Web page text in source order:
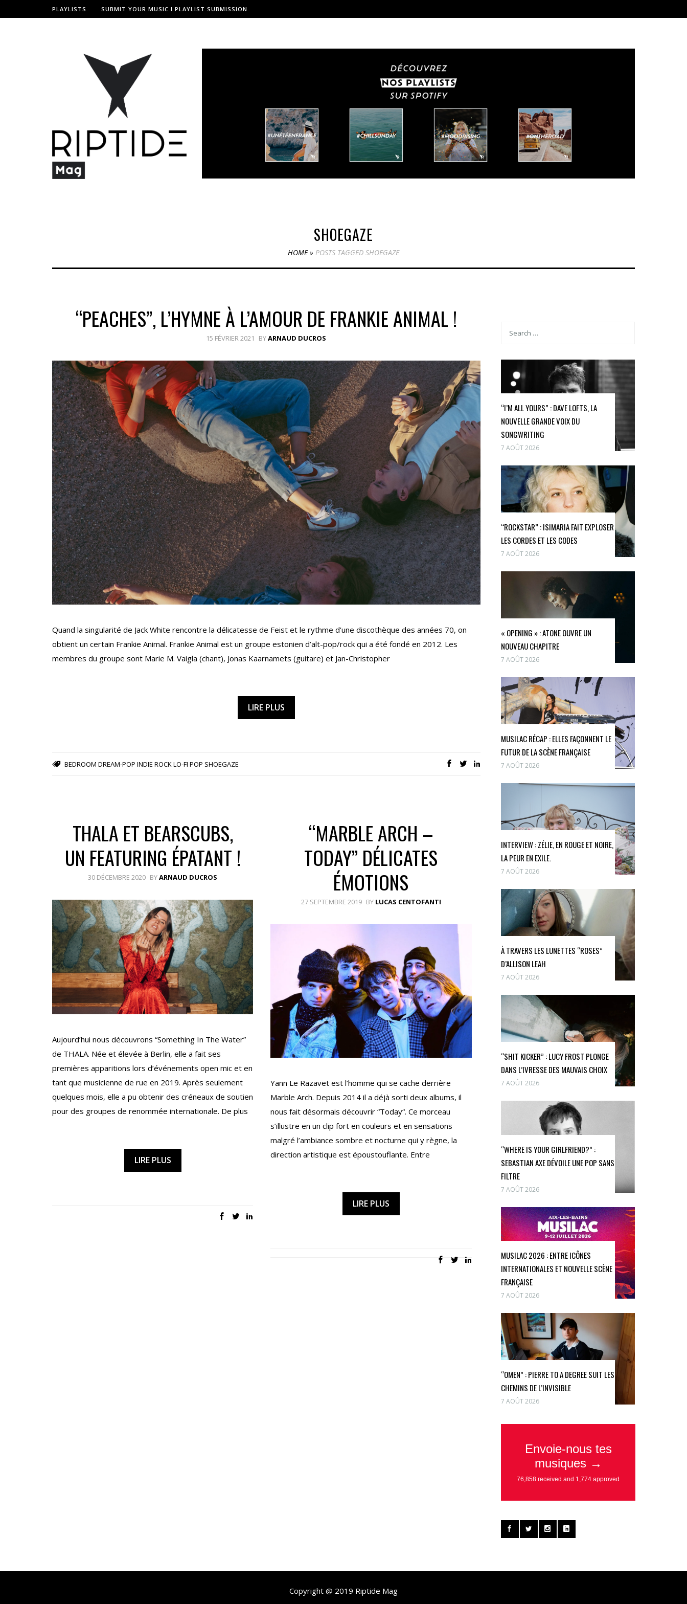
PLAYLISTS SUBMIT YOUR MUSIC I PLAYLIST SUBMISSION
SHOEGAZE
HOME» POSTS TAGGED SHOEGAZE
“PEACHES”, L’HYMNE À L’AMOUR DE FRANKIE ANIMAL !
15 FÉVRIER 2021 BYARNAUD DUCROS
Quand la singularité de Jack White rencontre la délicatesse de Feist et le rythme d’une discothèque des années 70, on
obtient un certain Frankie Animal. Frankie Animal est un groupe estonien d’alt-pop/rock qui a été fondé en 2012. Les
membres du groupe sont Marie M. Vaigla (chant), Jonas Kaarnamets (guitare) et Jan-Christopher
LIRE PLUS
BEDROOM DREAM-POP INDIE ROCKLO-FI POP SHOEGAZE
THALA ET BEARSCUBS,
UN FEATURING ÉPATANT !
30 DÉCEMBRE 2020 BYARNAUD DUCROS
Aujourd’hui nous découvrons “Something In The Water”
de THALA. Née et élevée à Berlin, elle a fait ses
premières apparitions lors d’événements open mic et en
tant que musicienne de rue en 2019. Après seulement
quelques mois, elle a pu obtenir des créneaux de soutien
pour des groupes de renommée internationale. De plus
LIRE PLUS
“MARBLE ARCH –
TODAY” DÉLICATES
ÉMOTIONS
27 SEPTEMBRE 2019 BY LUCAS CENTOFANTI
Yann Le Razavet est l’homme qui se cache derrière
Marble Arch. Depuis 2014 il a déjà sorti deux albums, il
nous fait désormais découvrir “Today“. Ce morceau
s’illustre en un clip fort en couleurs et en sensations
malgré l’ambiance sombre et nocturne qui y règne, la
direction artistique est époustouflante. Entre
LIRE PLUS
“I’M ALL YOURS” : DAVE LOFTS, LA
NOUVELLE GRANDE VOIX DU
SONGWRITING
7 AOÛT 2026
“ROCKSTAR” : ISIMARIA FAIT EXPLOSER
LES CORDES ET LES CODES
7 AOÛT 2026
« OPENING » : ATONE OUVRE UN
NOUVEAU CHAPITRE
7 AOÛT 2026
MUSILAC RÉCAP : ELLES FAÇONNENT LE
FUTUR DE LA SCÈNE FRANÇAISE
7 AOÛT 2026
INTERVIEW : ZÉLIE, EN ROUGE ET NOIRE,
LA PEUR EN EXILE.
7 AOÛT 2026
À TRAVERS LES LUNETTES “ROSES”
D’ALLISON LEAH
7 AOÛT 2026
“SHIT KICKER” : LUCY FROST PLONGE
DANS L’IVRESSE DES MAUVAIS CHOIX
7 AOÛT 2026
“WHERE IS YOUR GIRLFRIEND?” :
SEBASTIAN AXE DÉVOILE UNE POP SANS
FILTRE
7 AOÛT 2026
MUSILAC 2026 : ENTRE ICÔNES
INTERNATIONALES ET NOUVELLE SCÈNE
FRANÇAISE
7 AOÛT 2026
“OMEN” : PIERRE TO A DEGREE SUIT LES
CHEMINS DE L’INVISIBLE
7 AOÛT 2026
Copyright @ 2019 Riptide Mag